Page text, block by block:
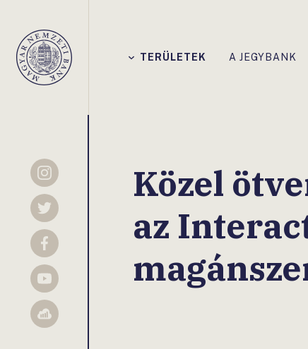
Magyar
Nemzeti
TERÜLETEK A JEGYBANK
Instagram
Twitter
Facebook
YouTube
Sellsy
Közel
az